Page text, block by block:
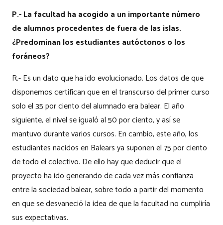
P.- La facultad ha acogido a un importante número
de alumnos procedentes de fuera de las islas.
¿Predominan los estudiantes autóctonos o los
foráneos?
R.- Es un dato que ha ido evolucionado. Los datos de que
disponemos certifican que en el transcurso del primer curso
solo el 35 por ciento del alumnado era balear. El año
siguiente, el nivel se igualó al 50 por ciento, y así se
mantuvo durante varios cursos. En cambio, este año, los
estudiantes nacidos en Balears ya suponen el 75 por ciento
de todo el colectivo. De ello hay que deducir que el
proyecto ha ido generando de cada vez más confianza
entre la sociedad balear, sobre todo a partir del momento
en que se desvaneció la idea de que la facultad no cumpliría
sus expectativas.